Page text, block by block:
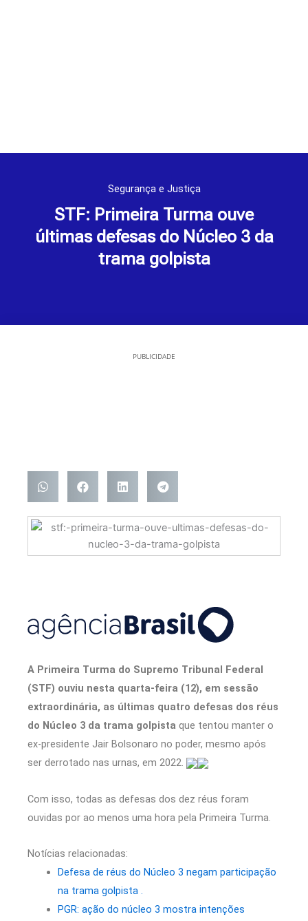
Segurança e Justiça
STF: Primeira Turma ouve
últimas defesas do Núcleo 3 da
trama golpista
PUBLICIDADE
A Primeira Turma do Supremo Tribunal Federal
(STF) ouviu nesta quarta-feira (12), em sessão
extraordinária, as últimas quatro defesas dos réus
do Núcleo 3 da trama golpista que tentou manter o
ex-presidente Jair Bolsonaro no poder, mesmo após
ser derrotado nas urnas, em 2022.
Com isso, todas as defesas dos dez réus foram
ouvidas por ao menos uma hora pela Primeira Turma.
Notícias relacionadas:
Defesa de réus do Núcleo 3 negam participação
na trama golpista .
PGR: ação do núcleo 3 mostra intenções